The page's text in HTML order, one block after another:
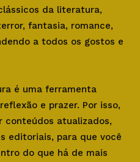
da literatura,
fantasia, romance,
a todos os gostos e
é uma ferramenta
e prazer. Por isso,
conteúdos atualizados,
editoriais, para que você
do que há de mais